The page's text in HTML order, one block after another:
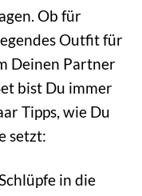
Ob für
Outfit für
Deinen Partner
bist Du immer
Tipps, wie Du
setzt:
Schlüpfe in die